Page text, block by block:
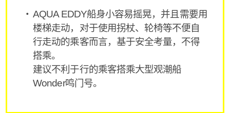
AQUA EDDY船身小容易摇晃，并且需要用
楼梯走动，对于使用拐杖、轮椅等不便自
行走动的乘客而言，基于安全考量，不得
搭乘。
建议不利于行的乘客搭乘大型观潮船
Wonder鸣门号。